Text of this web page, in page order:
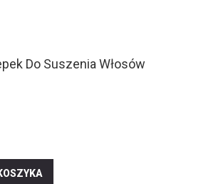
Do Suszenia Włosów